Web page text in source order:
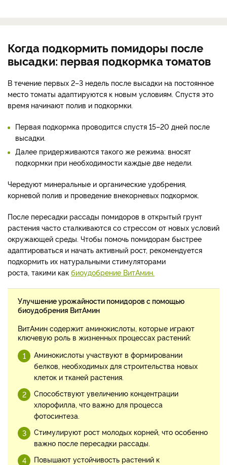
Когда подкормить помидоры после
высадки: первая подкормка томатов
В течение первых 2–3 недель после высадки на постоянное
место томаты адаптируются к новым условиям. Спустя это
время начинают полив и подкормки.
Первая подкормка проводится спустя 15–20 дней после
высадки.
Далее придерживаются такого же режима: вносят
подкормки при необходимости каждые две недели.
Чередуют минеральные и органические удобрения,
корневой полив и проведение внекорневых подкормок.
После пересадки рассады помидоров в открытый грунт
растения часто сталкиваются со стрессом от новых условий
окружающей среды. Чтобы помочь помидорам быстрее
адаптироваться и начать активный рост, рекомендуется
подкормить их натуральными стимуляторами
роста, такими как биоудобрение ВитАмин.
Улучшение урожайности помидоров с помощью
биоудобрения ВитАмин
ВитАмин содержит аминокислоты, которые играют
ключевую роль в жизненных процессах растений:
Аминокислоты участвуют в формировании
белков, необходимых для строительства новых
клеток и тканей растения.
Способствуют увеличению концентрации
хлорофилла, что важно для процесса
фотосинтеза.
Стимулируют рост молодых корней, что особенно
важно после пересадки рассады.
Повышают устойчивость растений к